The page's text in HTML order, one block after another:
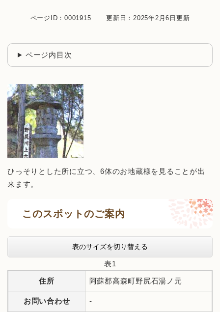
ページID：0001915 更新日：2025年2月6日更新
ページ内目次
ひっそりとした所に立つ、6体のお地蔵様を見ることが出
来ます。
このスポットのご案内
表のサイズを切り替える
表1
住所 阿蘇郡高森町野尻石湯ノ元
お問い合わせ -